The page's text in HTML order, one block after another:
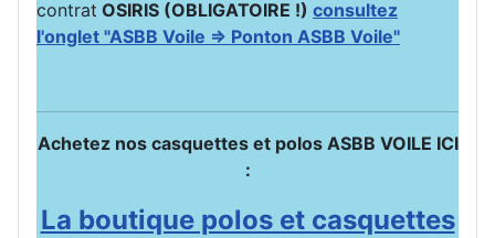
contrat OSIRIS (OBLIGATOIRE !) consultez
l'onglet "ASBB Voile => Ponton ASBB Voile"
Achetez nos casquettes et polos ASBB VOILE ICI
:
La boutique polos et casquettes